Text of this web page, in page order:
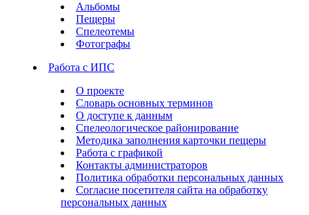
Альбомы
Пещеры
Спелеотемы
Фотографы
Работа с ИПС
О проекте
Словарь основных терминов
О доступе к данным
Спелеологическое районирование
Методика заполнения карточки пещеры
Работа с графикой
Контакты администраторов
Политика обработки персональных данных
Согласие посетителя сайта на обработку
персональных данных